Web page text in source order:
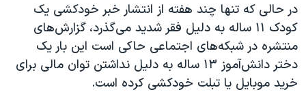
دادگاه حمید نوری
چهل سال گروگان‌گیری
قانون شفافیت دارائی کادر رهبری ایران
در حالی که تنها چند هفته از انتشار خبر خودکشی یک
کودک ۱۱ ساله به دلیل فقر شدید می‌گذرد، گزارش‌های
منتشره در شبکه‌های اجتماعی حاکی است این بار یک
دختر دانش‌آموز ۱۳ ساله به دلیل نداشتن توان مالی برای
خرید موبایل یا تبلت خودکشی کرده است.